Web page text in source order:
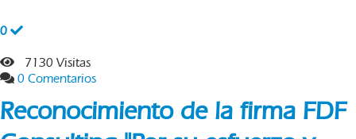
0
7130 Visitas
0 Comentarios
Reconocimiento de la firma FDF